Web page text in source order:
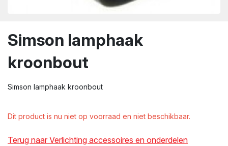
Simson lamphaak
kroonbout
Simson lamphaak kroonbout
Dit product is nu niet op voorraad en niet beschikbaar.
Terug naar Verlichting accessoires en onderdelen